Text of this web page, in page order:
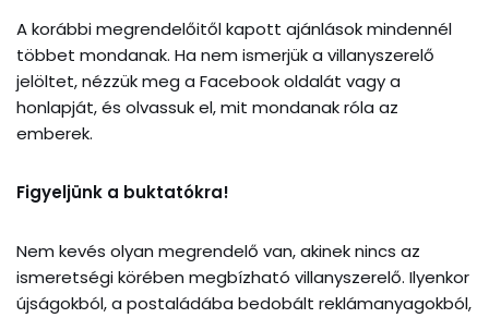
A korábbi megrendelőitől kapott ajánlások mindennél
többet mondanak. Ha nem ismerjük a villanyszerelő
jelöltet, nézzük meg a Facebook oldalát vagy a
honlapját, és olvassuk el, mit mondanak róla az
emberek.
Figyeljünk a buktatókra!
Nem kevés olyan megrendelő van, akinek nincs az
ismeretségi körében megbízható villanyszerelő. Ilyenkor
újságokból, a postaládába bedobált reklámanyagokból,